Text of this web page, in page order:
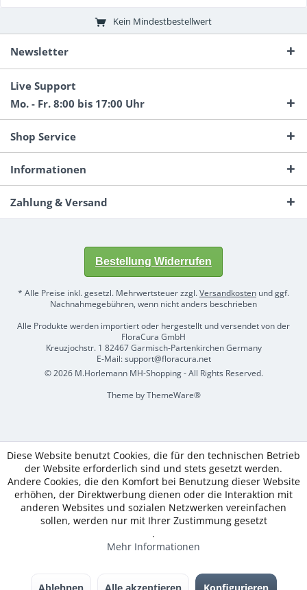
Kein Mindestbestellwert
Newsletter
Live Support
Mo. - Fr. 8:00 bis 17:00 Uhr
Shop Service
Informationen
Zahlung & Versand
Bestellung Widerrufen
* Alle Preise inkl. gesetzl. Mehrwertsteuer zzgl.Versandkosten und ggf.
Nachnahmegebühren, wenn nicht anders beschrieben
Alle Produkte werden importiert oder hergestellt und versendet von der
FloraCura GmbH
Kreuzjochstr. 1 82467 Garmisch-Partenkirchen Germany
E-Mail: support@floracura.net
© 2026 M.Horlemann MH-Shopping - All Rights Reserved.
Theme byThemeWare®
Diese Website benutzt Cookies, die für den technischen Betrieb
der Website erforderlich sind und stets gesetzt werden.
Andere Cookies, die den Komfort bei Benutzung dieser Website
erhöhen, der Direktwerbung dienen oder die Interaktion mit
anderen Websites und sozialen Netzwerken vereinfachen
sollen, werden nur mit Ihrer Zustimmung gesetzt
.
Mehr Informationen